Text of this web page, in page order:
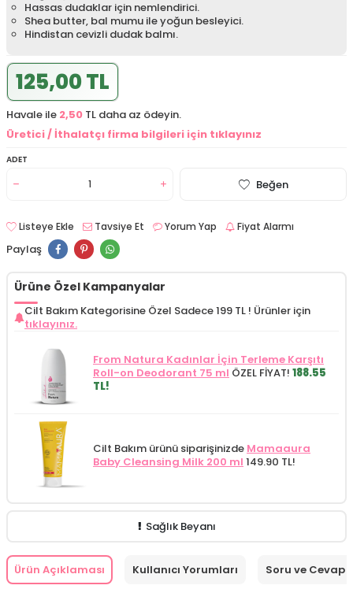
Hassas dudaklar için nemlendirici.
Shea butter, bal mumu ile yoğun besleyici.
Hindistan cevizli dudak balmı.
125,00 TL
Havale ile 2,50 TL daha az ödeyin.
Üretici / İthalatçı firma bilgileri için tıklayınız
ADET
Beğen
Listeye Ekle Tavsiye Et Yorum Yap Fiyat Alarmı
Paylaş
Ürüne Özel Kampanyalar
Cilt Bakım Kategorisine Özel Sadece 199 TL ! Ürünler için
tıklayınız.
From Natura Kadınlar İçin Terleme Karşıtı
Roll-on Deodorant 75 ml ÖZEL FİYAT! 188.55
TL!
Cilt Bakım ürünü siparişinizde Mamaaura
Baby Cleansing Milk 200 ml 149.90 TL!
Sağlık Beyanı
Ürün Açıklaması Kullanıcı Yorumları Soru ve Cevap